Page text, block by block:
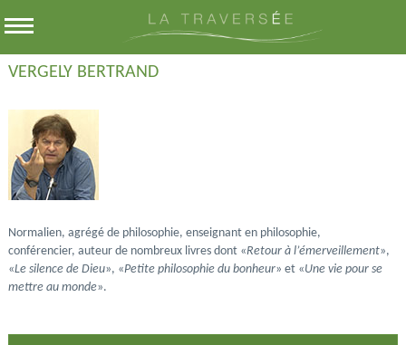
VERGELY BERTRAND
Normalien, agrégé de philosophie, enseignant en philosophie,
conférencier, auteur de nombreux livres dont «Retour à l’émerveillement»,
«Le silence de Dieu», «Petite philosophie du bonheur» et «Une vie pour se
mettre au monde».